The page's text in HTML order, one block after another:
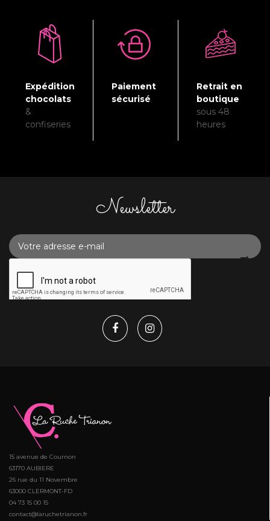
Expédition
chocolats
&
confiseries
Paiement
sécurisé
Retrait en
boutique
sous 48
heures
Newsletter
15 avenue de Cournon
63170 AUBIERE
26 rue du 11 Novembre
63000 CLERMONT-FD
04 73 15 00 15
contact@laruchetrianon.fr